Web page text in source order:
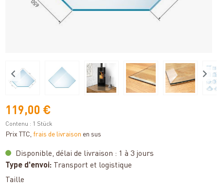
119,00 €
Contenu : 1 Stück
Prix TTC, frais de livraison en sus
Disponible, délai de livraison : 1 à 3 jours
Type d'envoi: Transport et logistique
Sélectionnez
Taille